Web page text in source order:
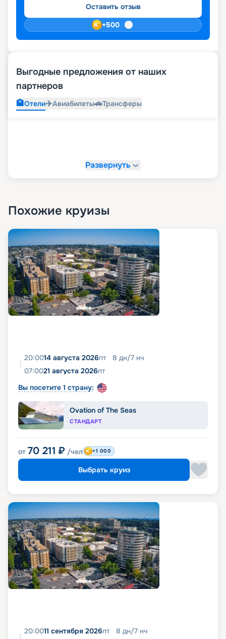
Оставить отзыв
+500
Выгодные предложения от наших
партнеров
🏨Отели✈️Авиабилеты🚗Трансферы
Развернуть
Похожие круизы
20:0014 августа 2026пт 8 дн/7 нч
07:0021 августа 2026пт
Вы посетите 1 страну:
Ovation of The Seas
СТАНДАРТ
от 70 211 ₽ /чел +1 000
Выбрать круиз
20:0011 сентября 2026пт 8 дн/7 нч